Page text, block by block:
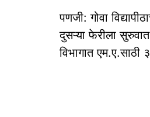
पणजी: गोवा
दुसऱ्या फेरीला
विभागात एम.ए.साठी